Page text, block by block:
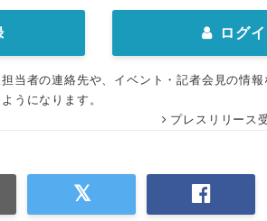
ログ
当者の連絡先や、イベント・記者会見の情
うになります。
プレスリリース